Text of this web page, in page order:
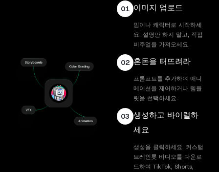
01 이미지 업로드
밈이나 캐릭터로 시작하세
요. 설명만 하지 말고, 직접
비주얼을 가져오세요.
02 혼돈을 터뜨려라
프롬프트를 추가하여 애니
메이션을 제어하거나 템플
릿을 선택하세요.
03 생성하고 바이럴하
세요
생성을 클릭하세요. 커스텀
브레인롯 비디오를 다운로
드하여 TikTok, Shorts,